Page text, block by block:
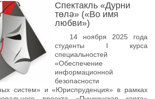
документы
Спектакль «Дурни
төлә» («Во имя
любви»)
14 ноября 2025 года
студенты I курса
специальностей
«Обеспечение
информационной
безопасности
систем» и «Юриспруденция» в рамках